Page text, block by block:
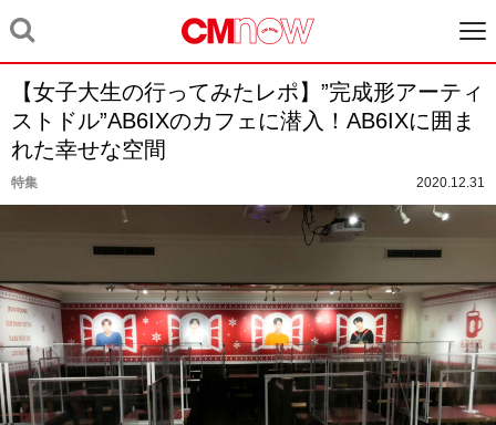
【女子大生の行ってみたレポ】”完成形アーティ
ストドル”AB6IXのカフェに潜入！AB6IXに囲ま
れた幸せな空間
特集 2020.12.31